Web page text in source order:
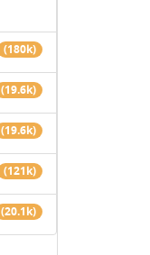
(180k)
(19.6k)
(19.6k)
(121k)
(20.1k)